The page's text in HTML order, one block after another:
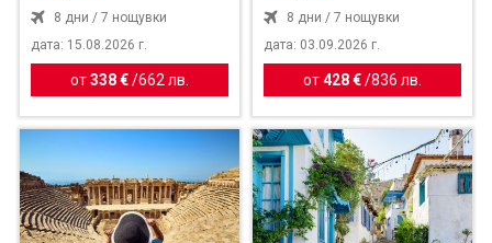
8 дни / 7 нощувки
дата: 15.08.2026 г.
от338 € /662 лв.
8 дни / 7 нощувки
дата: 03.09.2026 г.
от428 €/836 лв.